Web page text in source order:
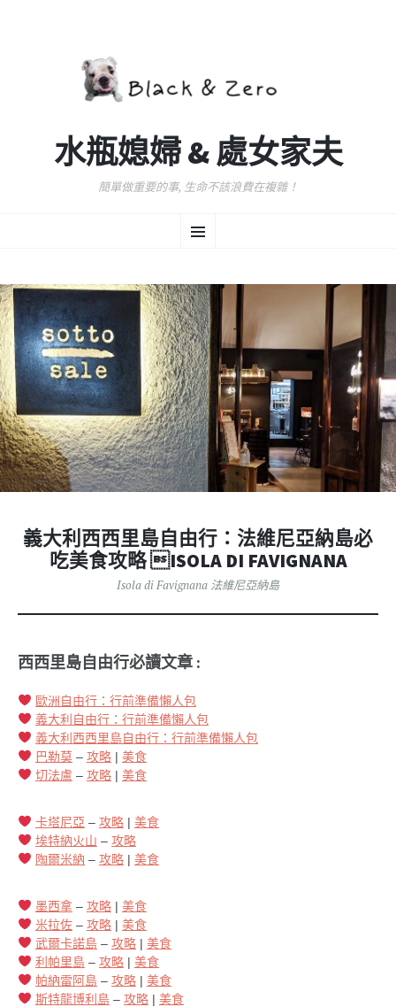
水瓶媳婦 & 處女家夫
簡單做重要的事, 生命不該浪費在複雜！
選
至
容
義大利西西里島自由行：法維尼亞納島必
吃美食攻略 ISOLA DI FAVIGNANA
Isola di Favignana 法維尼亞納島
西西里島自由行必讀文章 :
歐洲自由行：行前準備懶人包
義大利自由行：行前準備懶人包
義大利西西里島自由行：行前準備懶人包
巴勒莫– 攻略| 美食
切法盧 – 攻略| 美食
卡塔尼亞 – 攻略| 美食
埃特納火山 – 攻略
陶爾米納 – 攻略| 美食
墨西拿– 攻略| 美食
米拉佐– 攻略| 美食
武爾卡諾島– 攻略| 美食
利帕里島– 攻略| 美食
帕納雷阿島– 攻略| 美食
斯特龍博利島– 攻略| 美食